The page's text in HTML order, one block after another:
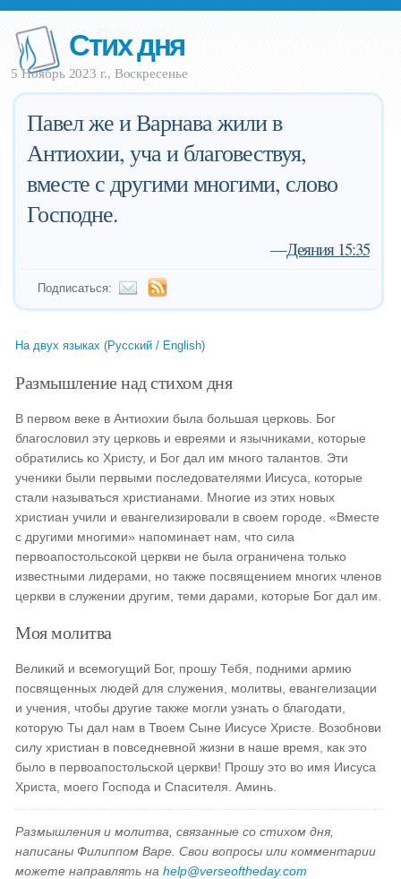
Стих дня
5 Ноябрь 2023 г., Воскресенье
Павел же и Варнава жили в
Антиохии, уча и благовествуя,
вместе с другими многими, слово
Господне.
—Деяния 15:35
Подписаться:
На двух языках (Русский / English)
Размышление над стихом дня
В первом веке в Антиохии была большая церковь. Бог
благословил эту церковь и евреями и язычниками, которые
обратились ко Христу, и Бог дал им много талантов. Эти
ученики были первыми последователями Иисуса, которые
стали называться христианами. Многие из этих новых
христиан учили и евангелизировали в своем городе. «Вместе
с другими многими» напоминает нам, что сила
первоапостольсокой церкви не была ограничена только
известными лидерами, но также посвящением многих членов
церкви в служении другим, теми дарами, которые Бог дал им.
Моя молитва
Великий и всемогущий Бог, прошу Тебя, подними армию
посвященных людей для служения, молитвы, евангелизации
и учения, чтобы другие также могли узнать о благодати,
которую Ты дал нам в Твоем Сыне Иисусе Христе. Возобнови
силу христиан в повседневной жизни в наше время, как это
было в первоапостольской церкви! Прошу это во имя Иисуса
Христа, моего Господа и Спасителя. Аминь.
Размышления и молитва, связанные со стихом дня,
написаны Филиппом Варе. Свои вопросы или комментарии
можете направлять наhelp@verseoftheday.com